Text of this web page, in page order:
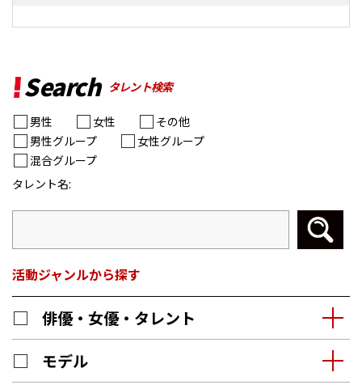
Search タレント検索
タレント名:
男性 女性
その他
男性グループ
女性グループ
混合グループ
活動ジャンルから探す
俳優・女優・タレント
モデル